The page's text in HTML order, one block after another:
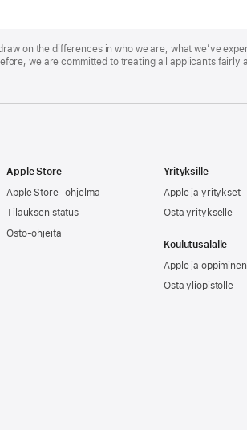
on the differences in who we are, what we’ve
we are committed to treating all applicants fairly
Apple Store
Apple Store -ohjelma
Tilauksen status
Osto-ohjeita
Yrityksille
Apple ja yritykset
Osta yritykselle
Koulutusalalle
Apple ja oppiminen
Osta yliopistolle